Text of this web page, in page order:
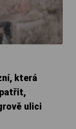
která
ulici